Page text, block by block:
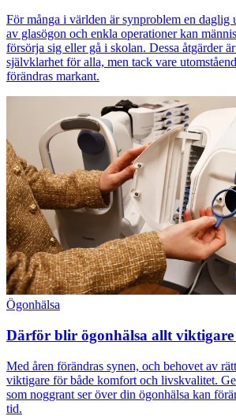
För många i världen är synproblem en daglig
av glasögon och enkla operationer kan
försörja sig eller gå i skolan. Dessa åtgärder
självklarhet för alla, men tack vare
förändras markant.
Ögonhälsa
Därför blir ögonhälsa allt viktigare
Med åren förändras synen, och behovet av
viktigare för både komfort och livskvalitet.
som noggrant ser över din ögonhälsa kan
tid.